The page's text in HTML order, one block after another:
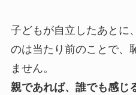
子どもが自立したあとに
のは当たり前のことで、
ません。
親であれば、誰でも感じ